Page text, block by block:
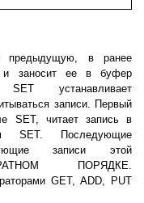
предыдущую, в ранее
и заносит ее в буфер
устанавливает
записи. Первый
SET, читает запись в
SET. Последующие
записи этой
ПОРЯДКЕ.
GET, ADD, PUT